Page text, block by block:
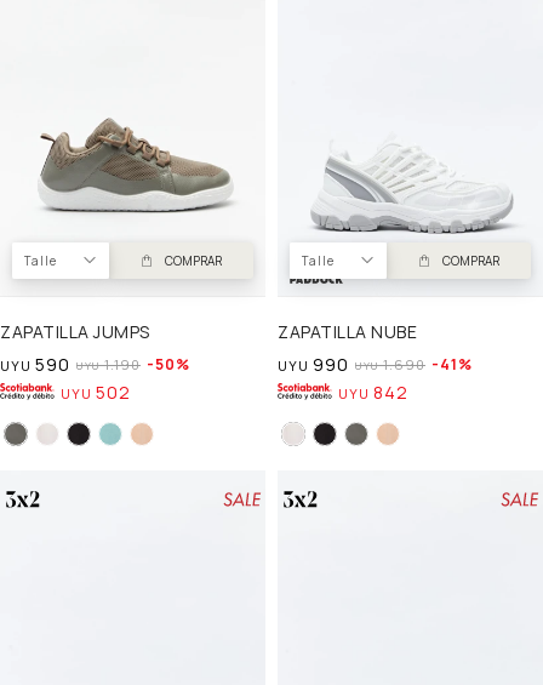
Talle COMPRAR
ZAPATILLA JUMPS
UYU 590 UYU 1.190 50
UYU 502
Talle COMPRAR
ZAPATILLA NUBE
UYU 990 UYU 1.690 41
UYU 842